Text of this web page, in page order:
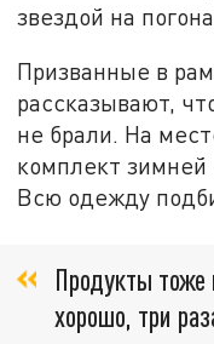
звездой на
Призванные в
рассказывают,
не брали. На
комплект
Всю одежду
Продукты тоже
хорошо, три